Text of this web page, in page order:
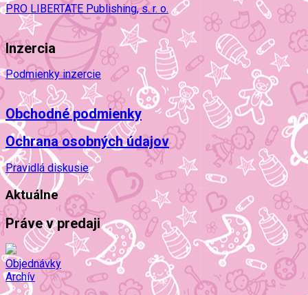
PRO LIBERTATE Publishing, s. r. o.
Inzercia
Podmienky inzercie
Obchodné podmienky
Ochrana osobných údajov
Pravidlá diskusie
Aktuálne
Práve v predaji
Objednávky
Archív